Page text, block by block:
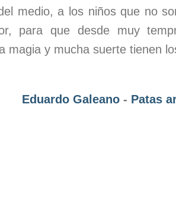
medio, a los niños que no
para que desde muy
magia y mucha suerte tienen
Eduardo Galeano - Patas